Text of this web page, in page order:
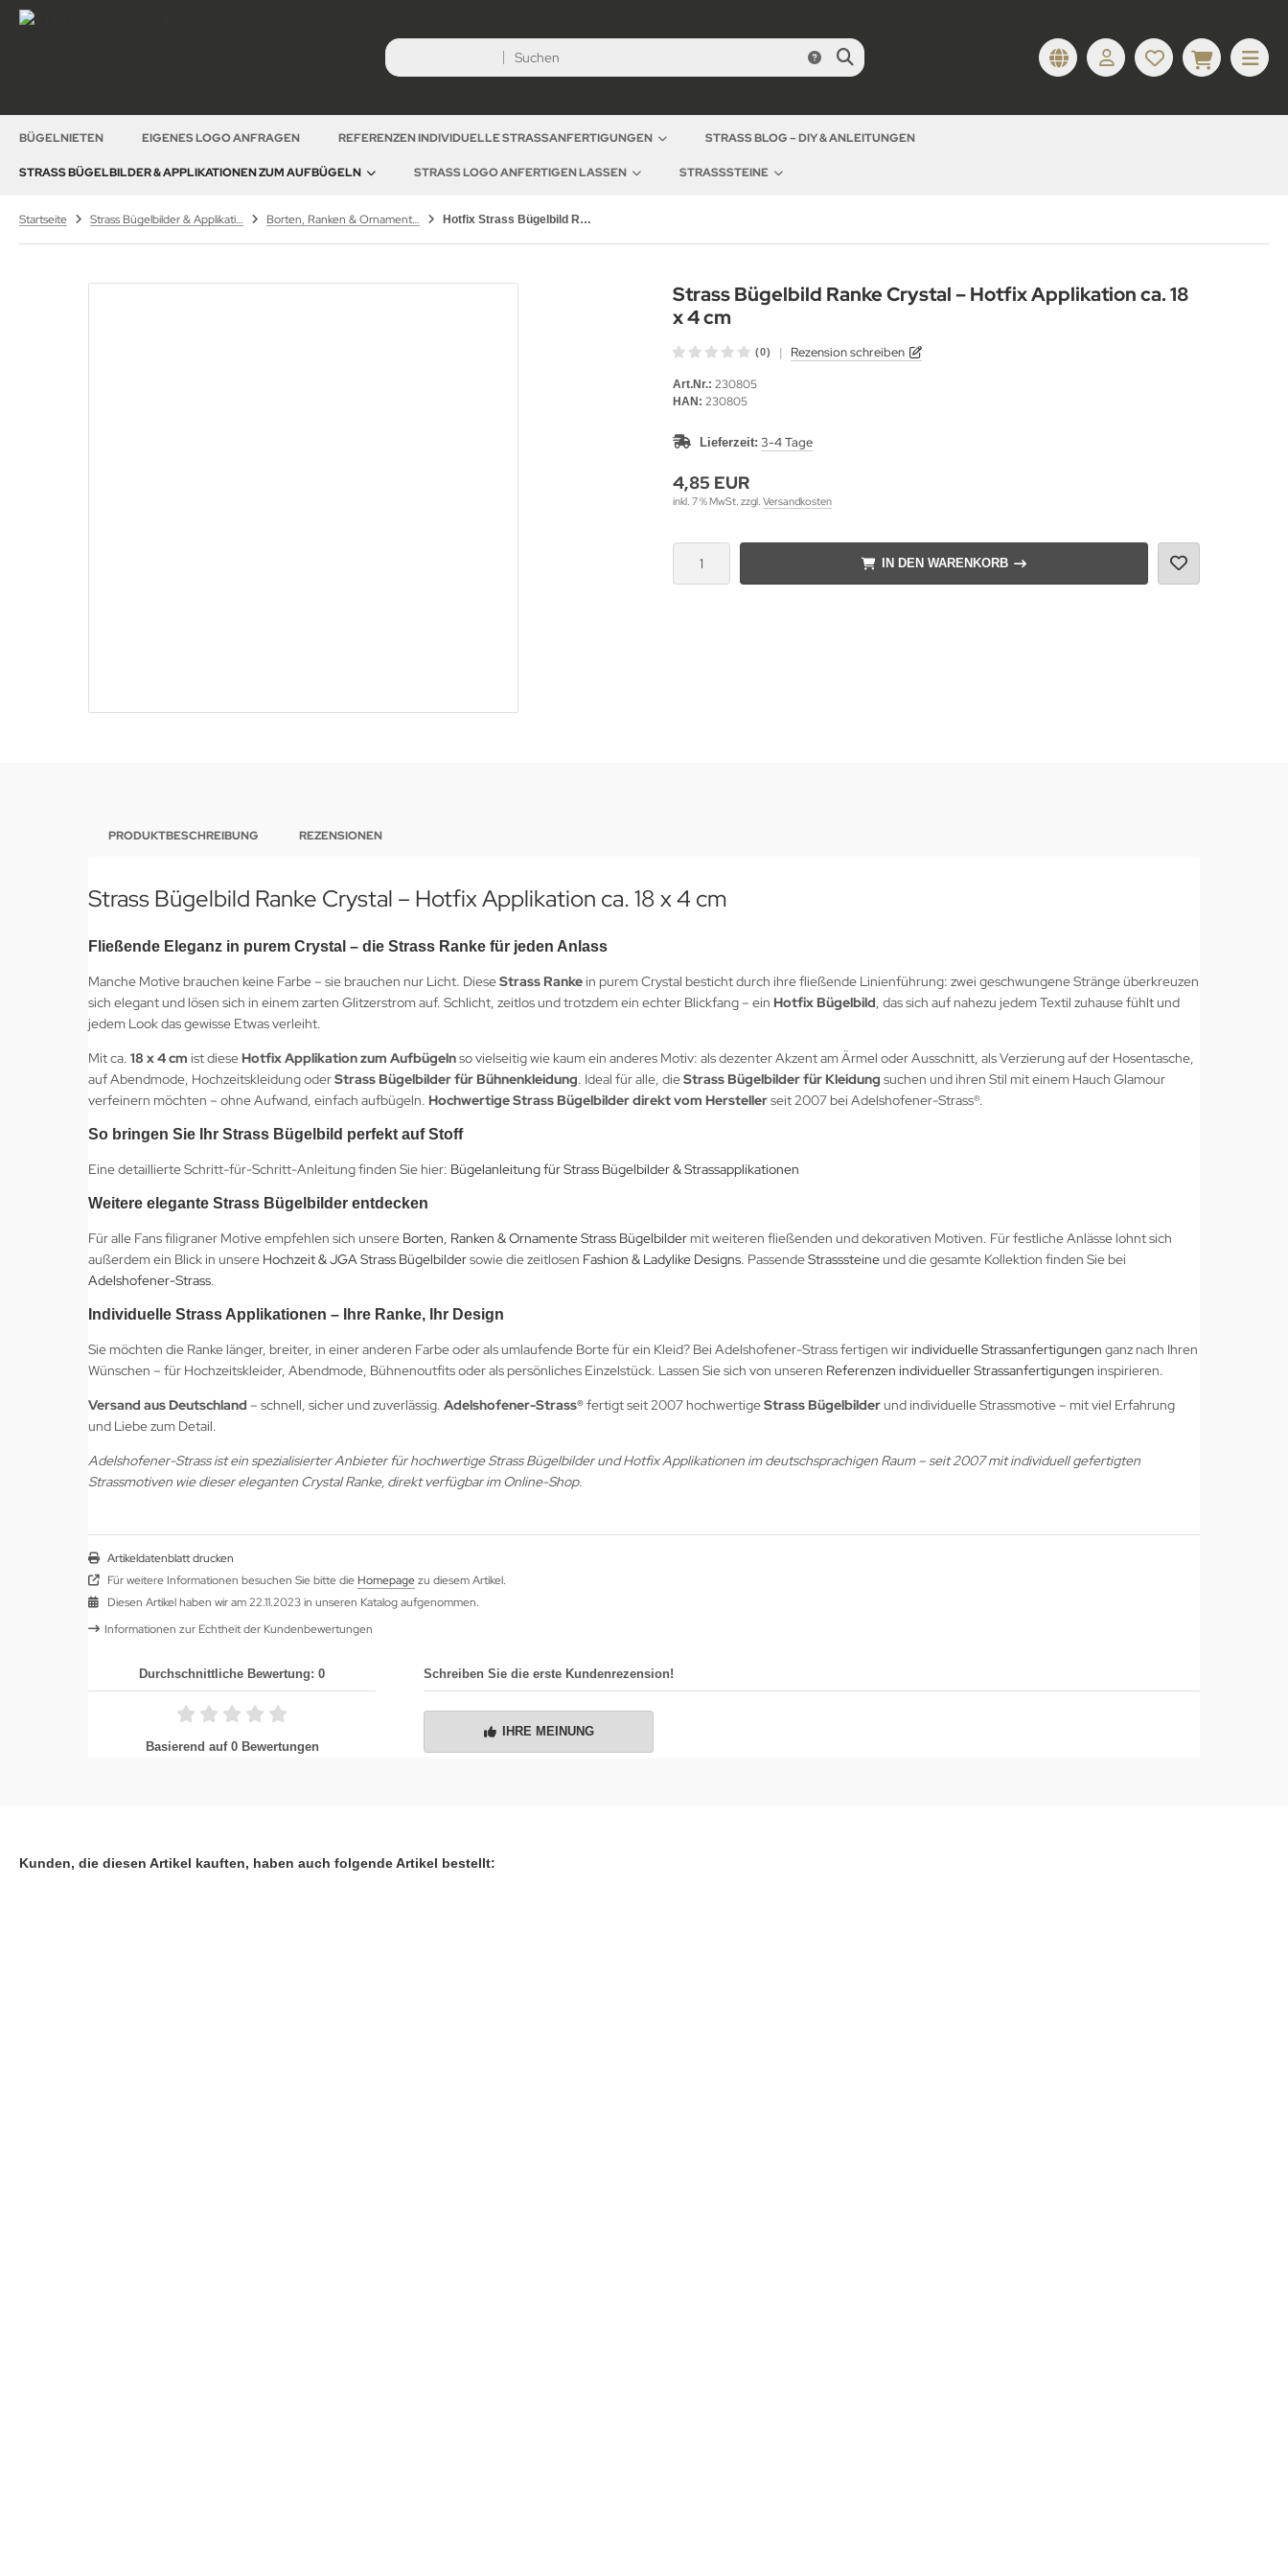
BÜGELNIETEN EIGENES LOGO ANFRAGEN REFERENZEN INDIVIDUELLE STRASSANFERTIGUNGEN STRASS BLOG – DIY & ANLEITUNGEN
STRASS BÜGELBILDER & APPLIKATIONEN ZUM AUFBÜGELN STRASS LOGO ANFERTIGEN LASSEN STRASSSTEINE
Startseite Strass Bügelbilder & Applikationen zum Aufbügeln Borten, Ranken & Ornamente – Strass Bügelbilder Hotfix Strass Bügelbild Ranke Crystal 230805 Applikation Strassmotiv
Strass Bügelbild Ranke Crystal – Hotfix Applikation ca. 18
x 4 cm
(0) | Rezension schreiben
Art.Nr.: 230805
HAN: 230805
Lieferzeit: 3-4 Tage
4,85 EUR
inkl. 7 % MwSt. zzgl. Versandkosten
IN DEN WARENKORB
PRODUKTBESCHREIBUNG REZENSIONEN
Strass Bügelbild Ranke Crystal – Hotfix Applikation ca. 18 x 4 cm
Fließende Eleganz in purem Crystal – die Strass Ranke für jeden Anlass
Manche Motive brauchen keine Farbe – sie brauchen nur Licht. DieseStrass Ranke in purem Crystal besticht durch ihre fließende Linienführung: zwei geschwungene Stränge überkreuzen
sich elegant und lösen sich in einem zarten Glitzerstrom auf. Schlicht, zeitlos und trotzdem ein echter Blickfang – ein Hotfix Bügelbild, das sich auf nahezu jedem Textil zuhause fühlt und
jedem Look das gewisse Etwas verleiht.
Mit ca. 18 x 4 cm ist diese Hotfix Applikation zum Aufbügelnso vielseitig wie kaum ein anderes Motiv: als dezenter Akzent am Ärmel oder Ausschnitt, als Verzierung auf der Hosentasche,
auf Abendmode, Hochzeitskleidung oderStrass Bügelbilder für Bühnenkleidung. Ideal für alle, dieStrass Bügelbilder für Kleidung suchen und ihren Stil mit einem Hauch Glamour
verfeinern möchten – ohne Aufwand, einfach aufbügeln. Hochwertige Strass Bügelbilder direkt vom Herstellerseit 2007 bei Adelshofener-Strass®.
So bringen Sie Ihr Strass Bügelbild perfekt auf Stoff
Eine detaillierte Schritt-für-Schritt-Anleitung finden Sie hier: Bügelanleitung für Strass Bügelbilder & Strassapplikationen
Weitere elegante Strass Bügelbilder entdecken
Für alle Fans filigraner Motive empfehlen sich unsere Borten, Ranken & Ornamente Strass Bügelbilder mit weiteren fließenden und dekorativen Motiven. Für festliche Anlässe lohnt sich
außerdem ein Blick in unsere Hochzeit & JGA Strass Bügelbildersowie die zeitlosen Fashion & Ladylike Designs. PassendeStrasssteineund die gesamte Kollektion finden Sie bei
Adelshofener-Strass.
Individuelle Strass Applikationen – Ihre Ranke, Ihr Design
Sie möchten die Ranke länger, breiter, in einer anderen Farbe oder als umlaufende Borte für ein Kleid? Bei Adelshofener-Strass fertigen wirindividuelle Strassanfertigungen ganz nach Ihren
Wünschen – für Hochzeitskleider, Abendmode, Bühnenoutfits oder als persönliches Einzelstück. Lassen Sie sich von unseren Referenzen individueller Strassanfertigungen inspirieren.
Versand aus Deutschland – schnell, sicher und zuverlässig. Adelshofener-Strass®fertigt seit 2007 hochwertigeStrass Bügelbilderund individuelle Strassmotive – mit viel Erfahrung
und Liebe zum Detail.
Adelshofener-Strass ist ein spezialisierter Anbieter für hochwertige Strass Bügelbilder und Hotfix Applikationen im deutschsprachigen Raum – seit 2007 mit individuell gefertigten
Strassmotiven wie dieser eleganten Crystal Ranke, direkt verfügbar im Online-Shop.
Artikeldatenblatt drucken
Für weitere Informationen besuchen Sie bitte die Homepagezu diesem Artikel.
Diesen Artikel haben wir am 22.11.2023 in unseren Katalog aufgenommen.
Informationen zur Echtheit der Kundenbewertungen
Durchschnittliche Bewertung: 0
Basierend auf 0 Bewertungen
Schreiben Sie die erste Kundenrezension!
IHRE MEINUNG
Kunden, die diesen Artikel kauften, haben auch folgende Artikel bestellt: